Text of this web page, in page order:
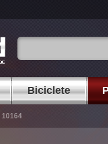
Biciclete
10164